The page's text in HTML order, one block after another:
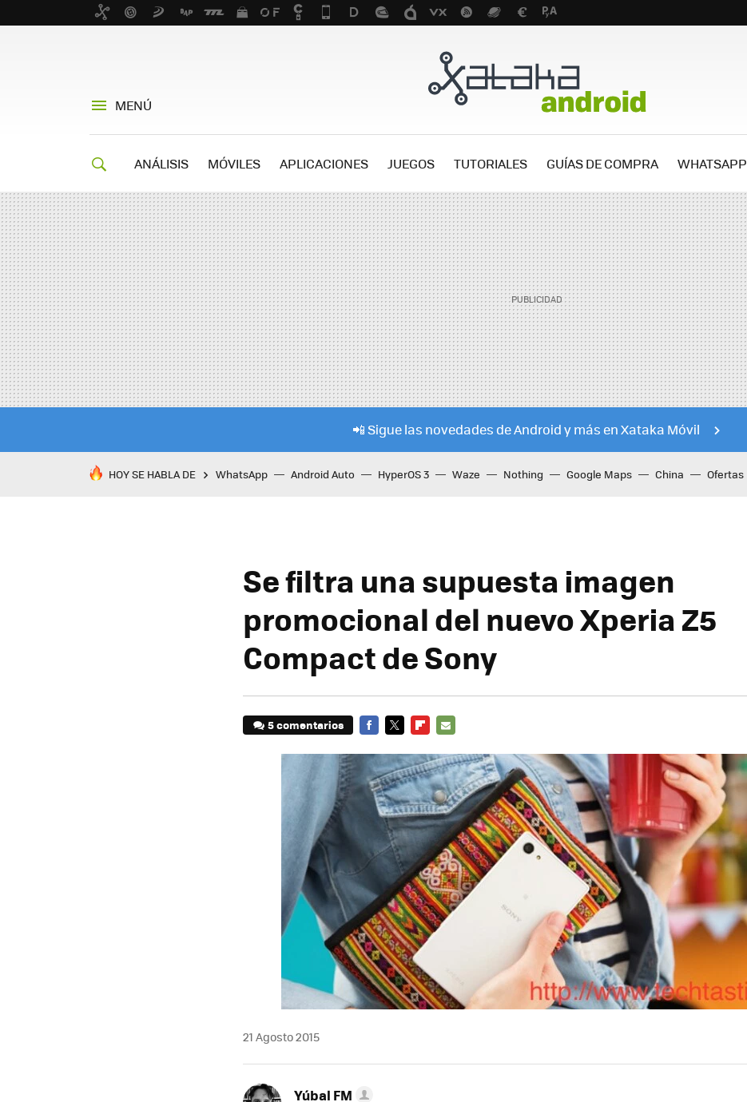
MENÚ
ANÁLISIS MÓVILES APLICACIONES JUEGOS TUTORIALES GUÍAS DE COMPRA WHATSAPP
📲 Sigue las novedades de Android y más en Xataka Móvil
HOY SE HABLA DE WhatsApp Android Auto HyperOS 3 Waze Nothing Google Maps China Ofertas
Se filtra una supuesta imagen
promocional del nuevo Xperia Z5
Compact de Sony
5 comentarios
MAIL
21 Agosto 2015
Yúbal FM